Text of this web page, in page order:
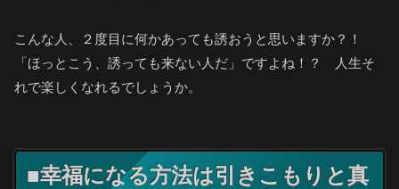
こんな人、２度目に何かあっても誘おうと思いますか？！
「ほっとこう、誘っても来ない人だ」ですよね！？ 人生そ
れで楽しくなれるでしょうか。
■幸福になる方法は引きこもりと真